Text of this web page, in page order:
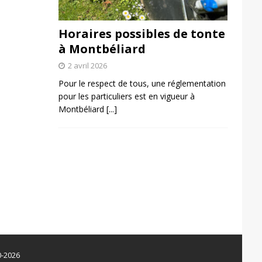
Horaires possibles de tonte
à Montbéliard
2 avril 2026
Pour le respect de tous, une réglementation
pour les particuliers est en vigueur à
Montbéliard [...]
2026